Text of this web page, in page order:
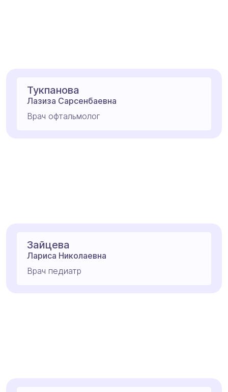
Тукпанова
Лазиза Сарсенбаевна
Врач офтальмолог
Зайцева
Лариса Николаевна
Врач педиатр